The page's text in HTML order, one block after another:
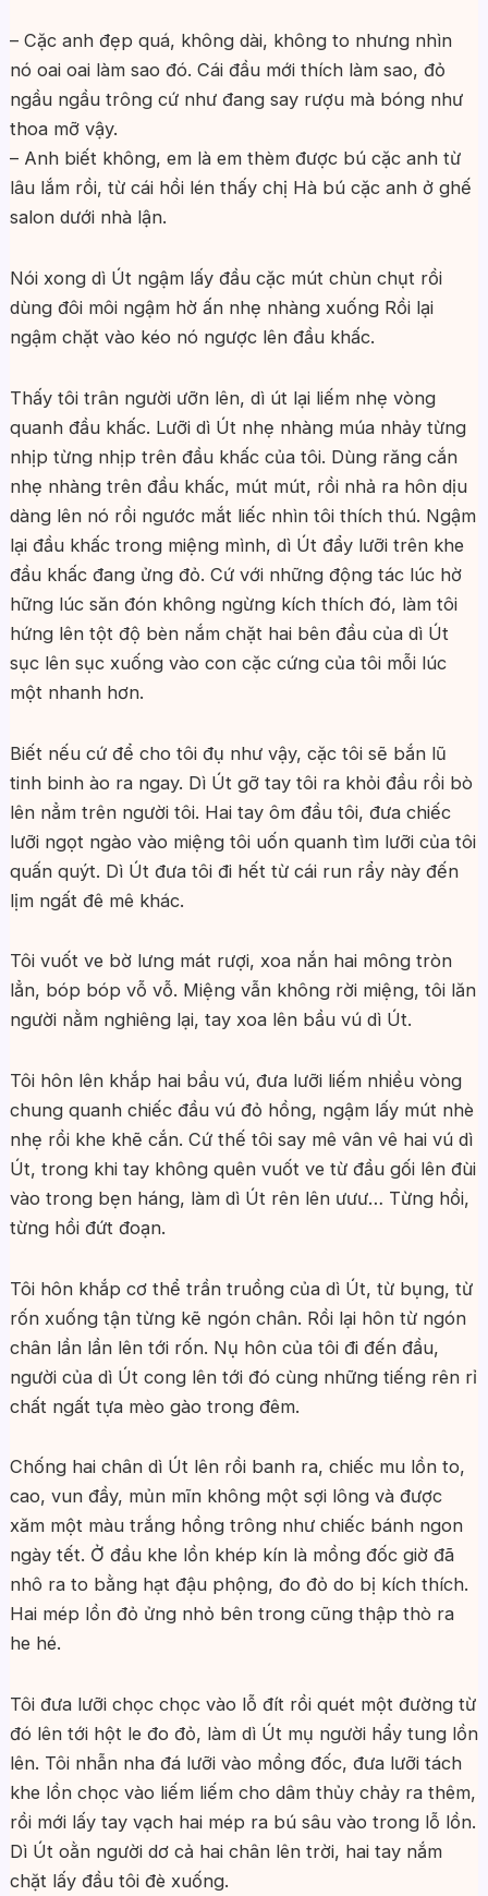
– Cặc anh đẹp quá, không dài, không to nhưng nhìn
nó oai oai làm sao đó. Cái đầu mới thích làm sao, đỏ
ngầu ngầu trông cứ như đang say rượu mà bóng như
thoa mỡ vậy.
– Anh biết không, em là em thèm được bú cặc anh từ
lâu lắm rồi, từ cái hồi lén thấy chị Hà bú cặc anh ở ghế
salon dưới nhà lận.
Nói xong dì Út ngậm lấy đầu cặc mút chùn chụt rồi
dùng đôi môi ngậm hờ ấn nhẹ nhàng xuống Rồi lại
ngậm chặt vào kéo nó ngược lên đầu khấc.
Thấy tôi trân người ưỡn lên, dì út lại liếm nhẹ vòng
quanh đầu khấc. Lưỡi dì Út nhẹ nhàng múa nhảy từng
nhịp từng nhịp trên đầu khấc của tôi. Dùng răng cắn
nhẹ nhàng trên đầu khấc, mút mút, rồi nhả ra hôn dịu
dàng lên nó rồi ngước mắt liếc nhìn tôi thích thú. Ngậm
lại đầu khấc trong miệng mình, dì Út đẩy lưỡi trên khe
đầu khấc đang ửng đỏ. Cứ với những động tác lúc hờ
hững lúc săn đón không ngừng kích thích đó, làm tôi
hứng lên tột độ bèn nắm chặt hai bên đầu của dì Út
sục lên sục xuống vào con cặc cứng của tôi mỗi lúc
một nhanh hơn.
Biết nếu cứ để cho tôi đụ như vậy, cặc tôi sẽ bắn lũ
tinh binh ào ra ngay. Dì Út gỡ tay tôi ra khỏi đầu rồi bò
lên nẳm trên người tôi. Hai tay ôm đầu tôi, đưa chiếc
lưỡi ngọt ngào vào miệng tôi uốn quanh tìm lưỡi của tôi
quấn quýt. Dì Út đưa tôi đi hết từ cái run rẩy này đến
lịm ngất đê mê khác.
Tôi vuốt ve bờ lưng mát rượi, xoa nắn hai mông tròn
lẳn, bóp bóp vỗ vỗ. Miệng vẫn không rời miệng, tôi lăn
người nằm nghiêng lại, tay xoa lên bầu vú dì Út.
Tôi hôn lên khắp hai bầu vú, đưa lưỡi liếm nhiều vòng
chung quanh chiếc đầu vú đỏ hồng, ngậm lấy mút nhè
nhẹ rồi khe khẽ cắn. Cứ thế tôi say mê vân vê hai vú dì
Út, trong khi tay không quên vuốt ve từ đầu gối lên đùi
vào trong bẹn háng, làm dì Út rên lên ưưư… Từng hồi,
từng hồi đứt đoạn.
Tôi hôn khắp cơ thể trần truồng của dì Út, từ bụng, từ
rốn xuống tận từng kẽ ngón chân. Rồi lại hôn từ ngón
chân lần lần lên tới rốn. Nụ hôn của tôi đi đến đầu,
người của dì Út cong lên tới đó cùng những tiếng rên rỉ
chất ngất tựa mèo gào trong đêm.
Chống hai chân dì Út lên rồi banh ra, chiếc mu lồn to,
cao, vun đầy, mủn mĩn không một sợi lông và được
xăm một màu trắng hồng trông như chiếc bánh ngon
ngày tết. Ở đầu khe lồn khép kín là mồng đốc giờ đã
nhô ra to bằng hạt đậu phộng, đo đỏ do bị kích thích.
Hai mép lồn đỏ ửng nhỏ bên trong cũng thập thò ra
he hé.
Tôi đưa lưỡi chọc chọc vào lỗ đít rồi quét một đường từ
đó lên tới hột le đo đỏ, làm dì Út mụ người hẩy tung lồn
lên. Tôi nhẫn nha đá lưỡi vào mồng đốc, đưa lưỡi tách
khe lồn chọc vào liếm liếm cho dâm thủy chảy ra thêm,
rồi mới lấy tay vạch hai mép ra bú sâu vào trong lỗ lồn.
Dì Út oằn người dơ cả hai chân lên trời, hai tay nắm
chặt lấy đầu tôi đè xuống.